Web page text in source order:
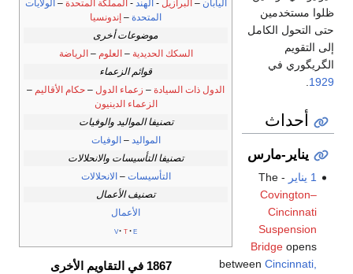
اليابان –البرازيل -الهند -المملكة المتحدة –الولايات
المتحدة – إندونسيا
موضوعات أخرى
السكك الحديدية –العلوم –الرياضة
قوائم الزعماء
الدول ذات السيادة – زعماء الدول – حكام الأقاليم –
الزعماء الدينيون
تصنيفا المواليد والوفيات
المواليد –الوفيات
تصنيفا التأسيسات والانحلالات
التأسيسات –الانحلالات
تصنيف الأعمال
الأعمال
v t e
1867 في التقاويم الأخرى
ظلوا مستخدمين
حتى التحول الكامل
إلى التقويم
الگريگوري في
1929
أحداث
يناير-مارس
1 يناير
- The
Covington–
Cincinnati
Suspension
Bridgeopens
between Cincinnati,